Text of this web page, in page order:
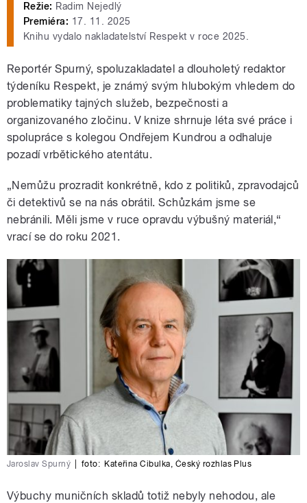
Režie: Radim Nejedlý
Premiéra: 17. 11. 2025
Knihu vydalo nakladatelství Respekt v roce 2025.
Reportér Spurný, spoluzakladatel a dlouholetý redaktor
týdeníku Respekt, je známý svým hlubokým vhledem do
problematiky tajných služeb, bezpečnosti a
organizovaného zločinu. V knize shrnuje léta své práce i
spolupráce s kolegou Ondřejem Kundrou a odhaluje
pozadí vrbětického atentátu.
„Nemůžu prozradit konkrétně, kdo z politiků, zpravodajců
či detektivů se na nás obrátil. Schůzkám jsme se
nebránili. Měli jsme v ruce opravdu výbušný materiál,“
vrací se do roku 2021.
Jaroslav Spurný foto: Kateřina Cibulka Český rozhlas Plus
Výbuchy muničních skladů totiž nebyly nehodou, ale